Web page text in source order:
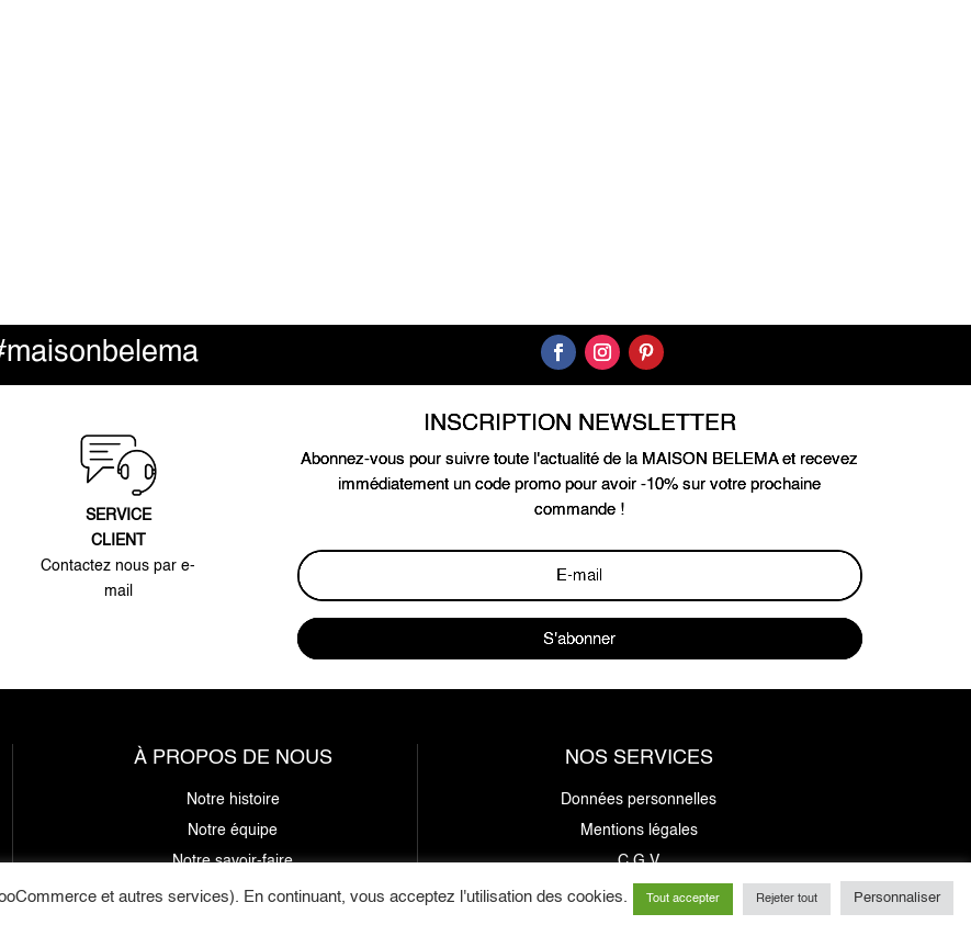
SERVICE
CLIENT
Contactez nous par e-
mail
INSCRIPTION NEWSLETTER
Abonnez-vous pour suivre toute l'actualité de la MAISON BELEMA et recevez
immédiatement un code promo pour avoir -10% sur votre prochaine
commande !
S'abonner
À PROPOS DE NOUS
Notre histoire
Notre équipe
Notre savoir-faire
NOS SERVICES
Données personnelles
Mentions légales
C.G.V
E-cartes cadeaux
et autres services). En continuant, vous acceptez l'utilisation des cookies. Tout accepter Rejeter tout Personnaliser